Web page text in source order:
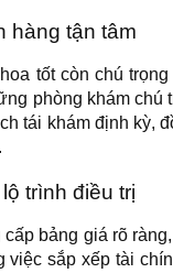
hàng tận tâm
tốt còn chú
phòng khám
tái khám định kỳ,
trình điều trị
bảng giá rõ
việc sắp xếp tài